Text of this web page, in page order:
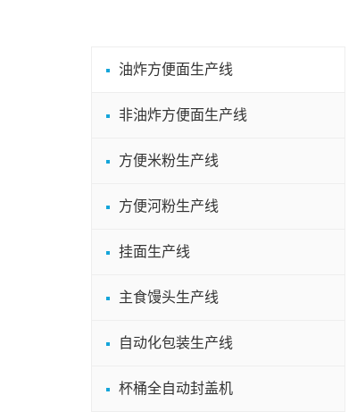
油炸方便面生产线
非油炸方便面生产线
方便米粉生产线
方便河粉生产线
挂面生产线
主食馒头生产线
自动化包装生产线
杯桶全自动封盖机